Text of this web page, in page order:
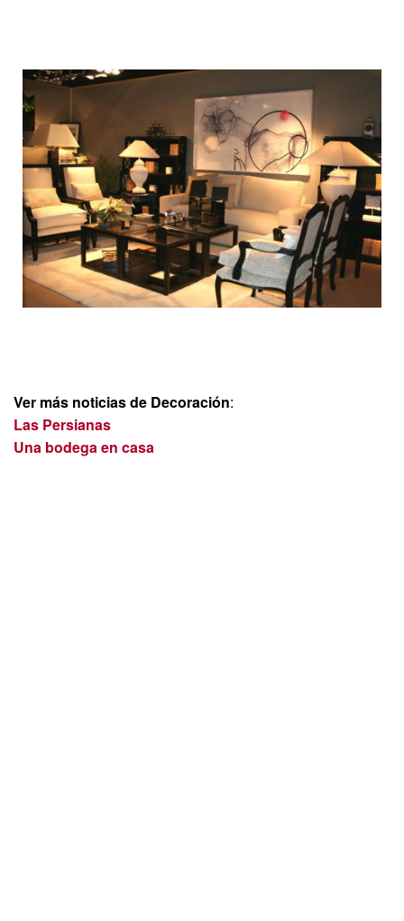
Ver más noticias de Decoración:
Las Persianas
Una bodega en casa